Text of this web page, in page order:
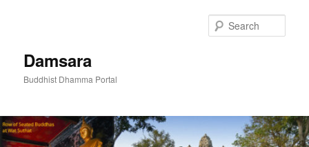
Damsara
Buddhist Dhamma Portal